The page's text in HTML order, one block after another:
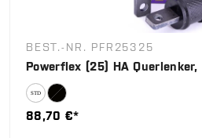
BEST.-NR. PFR25325
Powerflex (25) HA Querlenker,
88,70 €*